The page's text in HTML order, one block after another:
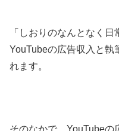
「しおりのなんとなく
YouTubeの広告収入と執
れます。